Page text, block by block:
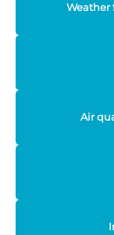
Weather
Air